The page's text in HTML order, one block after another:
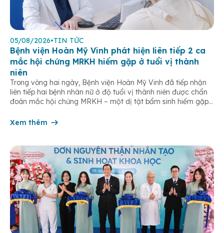
05/08/2026•TIN TỨC
Bệnh viện Hoàn Mỹ Vinh phát hiện liên tiếp 2 ca
mắc hội chứng MRKH hiếm gặp ở tuổi vị thành
niên
Trong vòng hai ngày, Bệnh viện Hoàn Mỹ Vinh đã tiếp nhận
liên tiếp hai bệnh nhân nữ ở độ tuổi vị thành niên được chẩn
đoán mắc hội chứng MRKH – một dị tật bẩm sinh hiếm gặp
tuổi dậy thì. […]
Xem thêm